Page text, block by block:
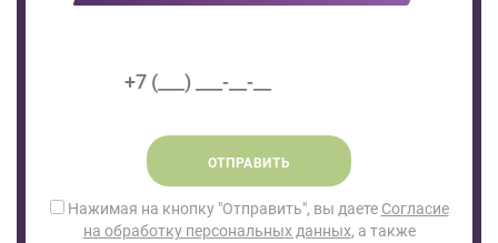
ОТПРАВИТЬ
Нажимая на кнопку "Отправить", вы даете Согласие
на обработку персональных данных, а также